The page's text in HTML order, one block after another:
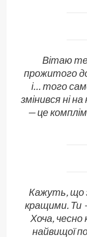
Вітаю
прожитого
і… того
змінився ні
— це
Кажуть, що
кращими. Ти —
Хоча, чесно
найвищої